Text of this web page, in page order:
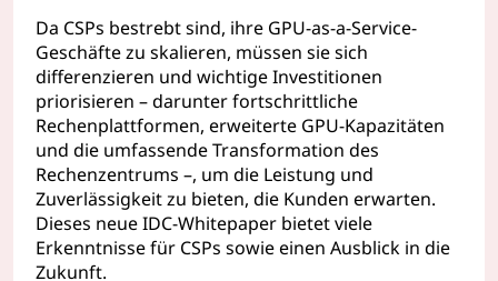
Da CSPs bestrebt sind, ihre GPU-as-a-Service-
Geschäfte zu skalieren, müssen sie sich
differenzieren und wichtige Investitionen
priorisieren – darunter fortschrittliche
Rechenplattformen, erweiterte GPU-Kapazitäten
und die umfassende Transformation des
Rechenzentrums –, um die Leistung und
Zuverlässigkeit zu bieten, die Kunden erwarten.
Dieses neue IDC-Whitepaper bietet viele
Erkenntnisse für CSPs sowie einen Ausblick in die
Zukunft.